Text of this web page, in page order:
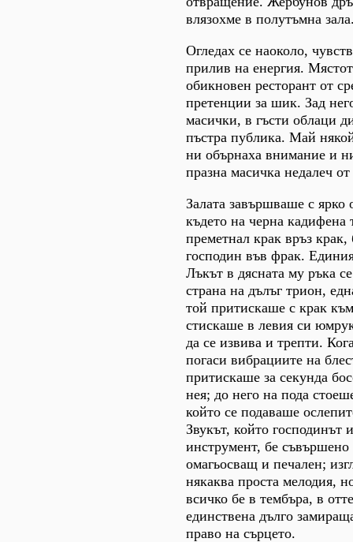
влязохме в полутъмна
Огледах се наоколо,
прилив на енергия.
обикновен ресторант от
претенции за шик. Зад
масички, в гъсти облаци
пъстра публика. Май
ни обърнаха внимание и
празна масичка недалеч от
Залата завършваше с ярко
където на черна кадифена
преметнал крак връз крак,
господин във фрак.
Лъкът в дясната му ръка
страна на дълъг трион,
той притискаше с крак
стискаше в левия си
да се извива и трепти.
погаси вибрациите на
притискаше за секунда
нея; до него на пода
който се подаваше
Звукът, който господинът
инструмент, бе съвършено
омагьосващ и печален;
някаква проста мелодия,
всичко бе в тембъра, в
единствена дълго
право на сърцето.